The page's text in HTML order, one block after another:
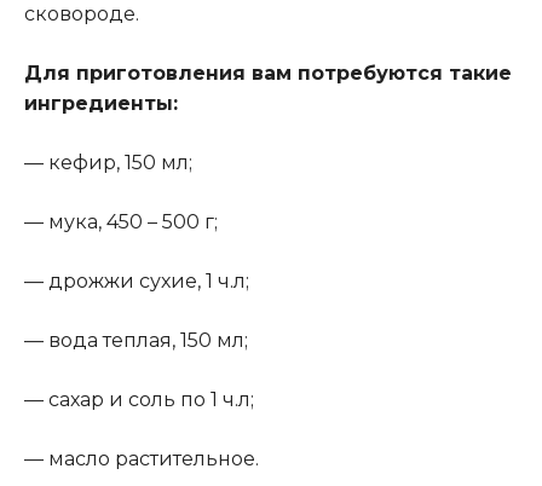
сковороде.
Для приготовления вам потребуются такие
ингредиенты:
— кефир, 150 мл;
— мука, 450 – 500 г;
— дрожжи сухие, 1 ч.л;
— вода теплая, 150 мл;
— сахар и соль по 1 ч.л;
— масло растительное.